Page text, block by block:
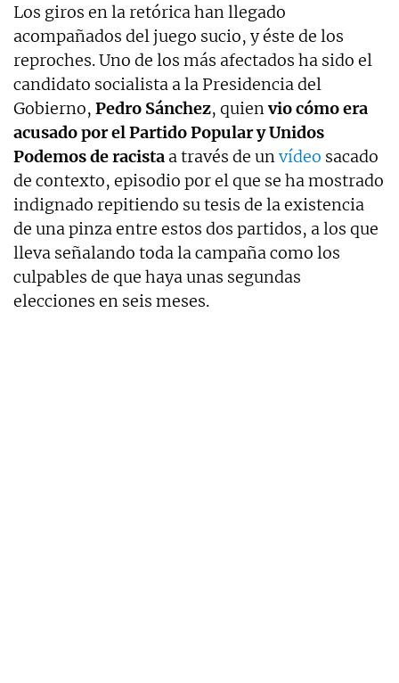
Los giros en la retórica han llegado
acompañados del juego sucio, y éste de los
reproches. Uno de los más afectados ha sido el
candidato socialista a la Presidencia del
Gobierno, Pedro Sánchez, quienvio cómo era
acusado por el Partido Popular y Unidos
Podemos de racista a través de unvídeo sacado
de contexto, episodio por el que se ha mostrado
indignado repitiendo su tesis de la existencia
de una pinza entre estos dos partidos, a los que
lleva señalando toda la campaña como los
culpables de que haya unas segundas
elecciones en seis meses.